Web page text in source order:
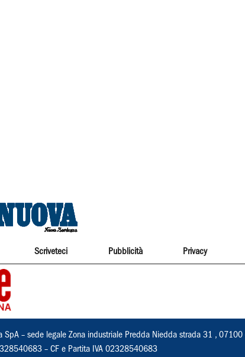
Scriveteci Pubblicità Privacy
SpA – sede legale Zona industriale Predda Niedda strada 31 ,
– CF e Partita IVA 02328540683